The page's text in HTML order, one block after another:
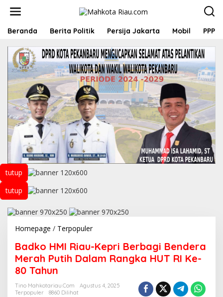
Beranda Berita Politik Persija Jakarta Mobil PPP
tutup
tutup
Homepage / TerpopulerB
d
k
o
M
Badko HMI Riau-Kepri Berbagi Bendera
Merah Putih Dalam Rangka HUT RI Ke-
80 Tahun
Tino Mahkotariau.com
Agustus 4, 2025
Terpopuler
8860 Dilihat